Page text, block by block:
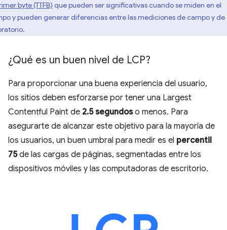
byte (TTFB) que pueden ser significativas cuando se miden en el
y pueden generar diferencias entre las mediciones de campo y de
¿Qué es un buen nivel de LCP?
Para proporcionar una buena experiencia del usuario,
los sitios deben esforzarse por tener una Largest
Contentful Paint de 2.5 segundoso menos. Para
asegurarte de alcanzar este objetivo para la mayoría de
los usuarios, un buen umbral para medir es el percentil
75de las cargas de páginas, segmentadas entre los
dispositivos móviles y las computadoras de escritorio.